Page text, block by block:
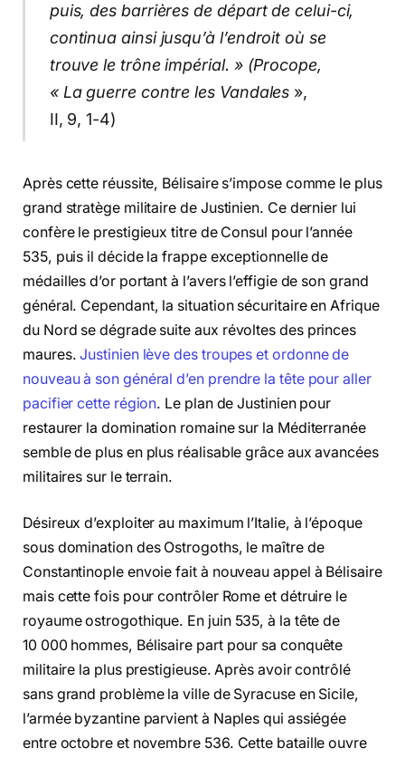
puis, des barrières de départ de celui-ci,
continua ainsi jusqu’à l’endroit où se
trouve le trône impérial. » (Procope,
« La guerre contre les Vandales »,
II, 9, 1-4)
Après cette réussite, Bélisaire s’impose comme le plus
grand stratège militaire de Justinien. Ce dernier lui
confère le prestigieux titre de Consul pour l’année
535, puis il décide la frappe exceptionnelle de
médailles d’or portant à l’avers l’effigie de son grand
général. Cependant, la situation sécuritaire en Afrique
du Nord se dégrade suite aux révoltes des princes
maures.Justinien lève des troupes et ordonne de
nouveau à son général d’en prendre la tête pour aller
pacifier cette région. Le plan de Justinien pour
restaurer la domination romaine sur la Méditerranée
semble de plus en plus réalisable grâce aux avancées
militaires sur le terrain.
Désireux d’exploiter au maximum l’Italie, à l’époque
sous domination des Ostrogoths, le maître de
Constantinople envoie fait à nouveau appel à Bélisaire
mais cette fois pour contrôler Rome et détruire le
royaume ostrogothique. En juin 535, à la tête de
10 000 hommes, Bélisaire part pour sa conquête
militaire la plus prestigieuse. Après avoir contrôlé
sans grand problème la ville de Syracuse en Sicile,
l’armée byzantine parvient à Naples qui assiégée
entre octobre et novembre 536. Cette bataille ouvre